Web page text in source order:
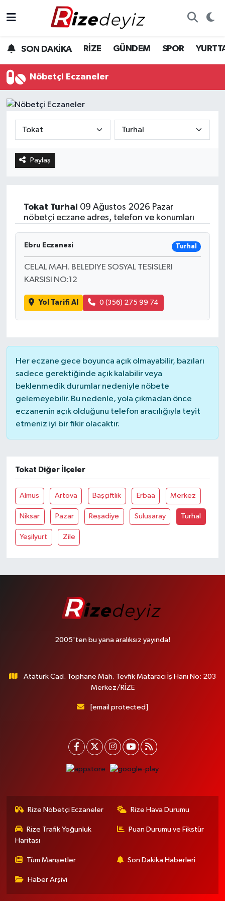
SON DAKİKA RİZE GÜNDEM SPOR
Nöbetçi Eczaneler
Paylaş
Tokat Turhal
09 Ağustos 2026 Pazar
nöbetçi eczane adres, telefon ve konumları
Ebru Eczanesi Turhal
CELAL MAH. BELEDIYE SOSYAL TESISLERI
KARSISI NO:12
Yol Tarifi Al 0 (356) 275 99 74
Her eczane gece boyunca açık olmayabilir, bazıları
sadece gerektiğinde açık kalabilir veya
beklenmedik durumlar nedeniyle nöbete
gelemeyebilir. Bu nedenle, yola çıkmadan önce
eczanenin açık olduğunu telefon aracılığıyla teyit
etmeniz iyi bir fikir olacaktır.
Tokat Diğer İlçeler
Almus Artova Başçiftlik Erbaa Merkez
Niksar Pazar Reşadiye Sulusaray Turhal
Yeşilyurt Zile
2005'ten bu yana aralıksız yayında!
Atatürk Cad. Tophane Mah. Tevfik Mataracı İş Hanı No: 203
Merkez/RİZE
[email protected]
Rize Nöbetçi Eczaneler Rize Hava Durumu
Rize Trafik Yoğunluk
Haritası
Puan Durumu ve Fikstür
Tüm Manşetler Son Dakika Haberleri
Haber Arşivi
Gündem
Yurttan Haberler
Teknoloji
Sağlık
Rize Hava Durumu
Rize Trafik Yoğunluk Haritası
Tüm Manşetler
Son Dakika Haberleri